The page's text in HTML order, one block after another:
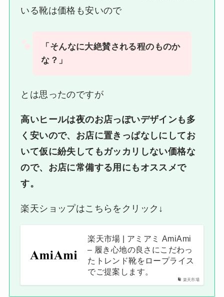
いる靴は価格も安いので
「そんなに大絶賛される程のものか
な？」
とは思ったのですが
高いヒールは夜のお店っぽいデザインも多
く安いので、お店に置きっぱなしにしてお
いて仮に紛失してもガッカリしない価格な
ので、お店に常備する用にもオススメで
す。
楽天ショップはこちらをクリック↓
楽天市場
楽天市場 | アミアミ AmiAmi
– 履き心地の良さにこだわっ
たトレンド靴をロープライス
でご提案します。